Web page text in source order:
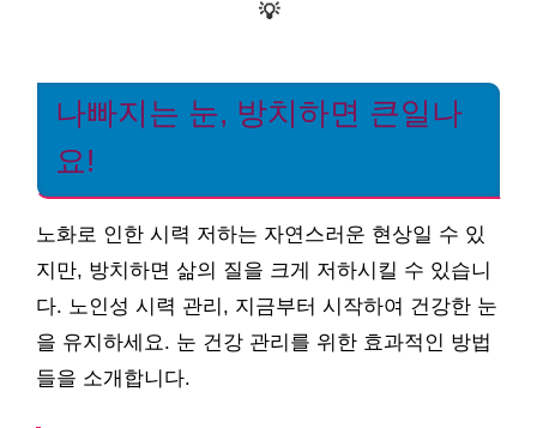
💡
나빠지는 눈, 방치하면 큰일나
요!
노화로 인한 시력 저하는 자연스러운 현상일 수 있
지만, 방치하면 삶의 질을 크게 저하시킬 수 있습니
다. 노인성 시력 관리, 지금부터 시작하여 건강한 눈
을 유지하세요. 눈 건강 관리를 위한 효과적인 방법
들을 소개합니다.